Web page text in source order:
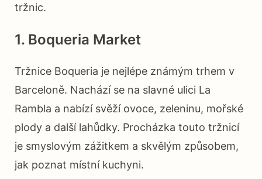
tržnic.
1. Boqueria Market
Tržnice Boqueria je nejlépe známým trhem v
Barceloně. Nachází se na slavné ulici La
Rambla a nabízí svěží ovoce, zeleninu, mořské
plody a další lahůdky. Procházka touto tržnicí
je smyslovým zážitkem a skvělým způsobem,
jak poznat místní kuchyni.